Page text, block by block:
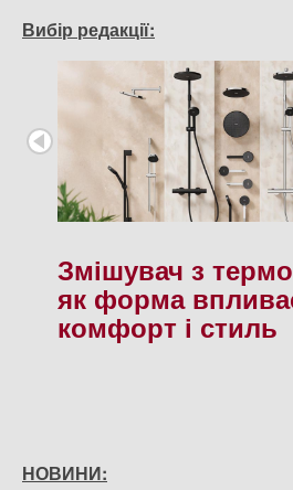
Вибір редакції:
Змішувач з
як форма
комфорт і стиль
НОВИНИ: